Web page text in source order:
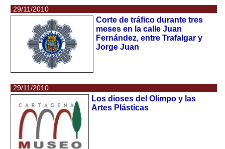
29/11/2010
Corte de tráfico durante tres
meses en la calle Juan
Fernández, entre Trafalgar y
Jorge Juan
29/11/2010
Los dioses del Olimpo y las
Artes Plásticas